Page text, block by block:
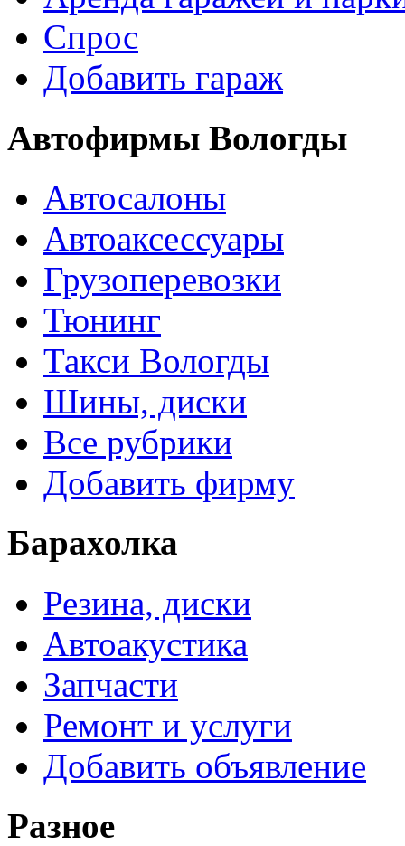
Спрос
Добавить гараж
Автофирмы Вологды
Автосалоны
Автоаксессуары
Грузоперевозки
Тюнинг
Такси Вологды
Шины, диски
Все рубрики
Добавить фирму
Барахолка
Резина, диски
Автоакустика
Запчасти
Ремонт и услуги
Добавить объявление
Разное